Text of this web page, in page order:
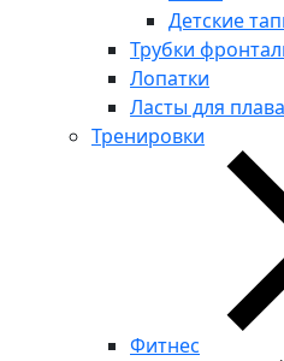
Детские
Трубки
Лопатки
Ласты для
Тренировки
Фитнес